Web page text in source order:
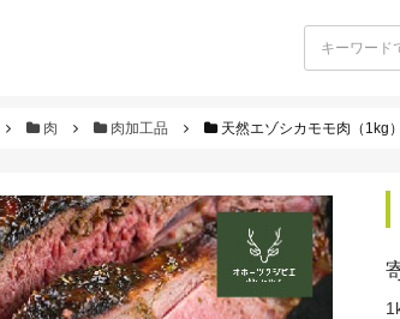
肉 肉加工品 天然エゾシカモモ肉（1kg）